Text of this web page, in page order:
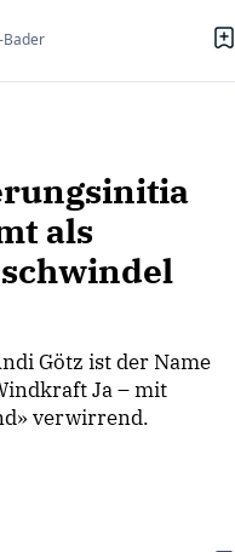
Bader
als
Götz ist der Name
Ja – mit
verwirrend.